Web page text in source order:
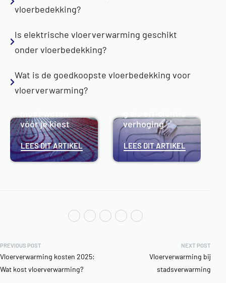
vloerbedekking?
Is elektrische vloerverwarming geschikt
onder vloerbedekking?
Wat is de goedkoopste vloerbedekking voor
vloerverwarming?
Is
vloerverwarmin
g duurzaam?
vóór je kiest
LEES DIT ARTIKEL
verhoging
LEES DIT ARTIKEL
PREVIOUS POST
Vloerverwarming kosten 2025:
Wat kost vloerverwarming?
NEXT POST
Vloerverwarming bij
stadsverwarming